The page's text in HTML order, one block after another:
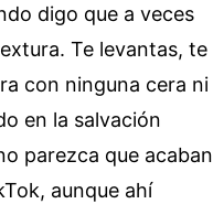
digo que a veces
Te levantas, te
con ninguna cera ni
en la salvación
parezca que acaban
aunque ahí